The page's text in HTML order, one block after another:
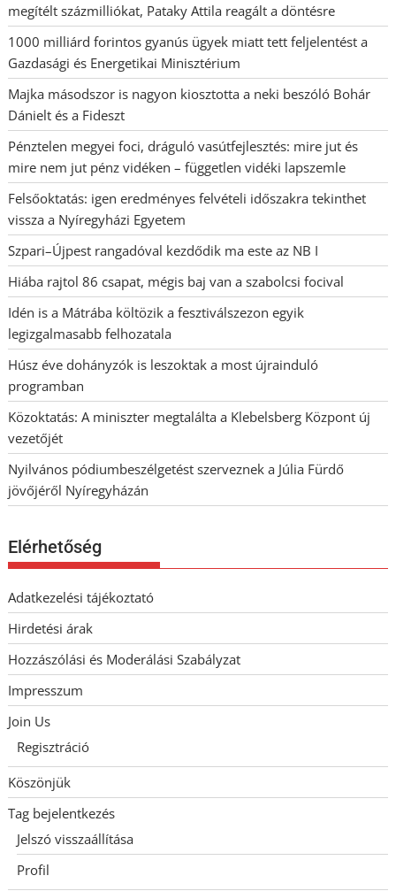
megítélt százmilliókat, Pataky Attila reagált a döntésre
1000 milliárd forintos gyanús ügyek miatt tett feljelentést a
Gazdasági és Energetikai Minisztérium
Majka másodszor is nagyon kiosztotta a neki beszóló Bohár
Dánielt és a Fideszt
Pénztelen megyei foci, dráguló vasútfejlesztés: mire jut és
mire nem jut pénz vidéken – független vidéki lapszemle
Felsőoktatás: igen eredményes felvételi időszakra tekinthet
vissza a Nyíregyházi Egyetem
Szpari–Újpest rangadóval kezdődik ma este az NB I
Hiába rajtol 86 csapat, mégis baj van a szabolcsi focival
Idén is a Mátrába költözik a fesztiválszezon egyik
legizgalmasabb felhozatala
Húsz éve dohányzók is leszoktak a most újrainduló
programban
Közoktatás: A miniszter megtalálta a Klebelsberg Központ új
vezetőjét
Nyilvános pódiumbeszélgetést szerveznek a Júlia Fürdő
jövőjéről Nyíregyházán
Elérhetőség
Adatkezelési tájékoztató
Hirdetési árak
Hozzászólási és Moderálási Szabályzat
Impresszum
Join Us
Regisztráció
Köszönjük
Tag bejelentkezés
Jelszó visszaállítása
Profil